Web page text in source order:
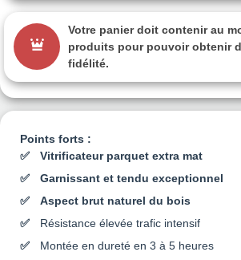
Points forts :
Vitrificateur parquet extra mat
Garnissant et tendu exceptionnel
Aspect brut naturel du bois
Résistance élevée trafic intensif
Montée en dureté en 3 à 5 heures
Votre panier doit contenir au
produits pour pouvoir obtenir
fidélité.